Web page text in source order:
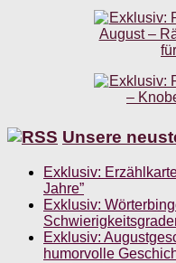
Unsere
Exklusiv:
Jahre”
Exklusiv:
Exklusiv:
humorvolle